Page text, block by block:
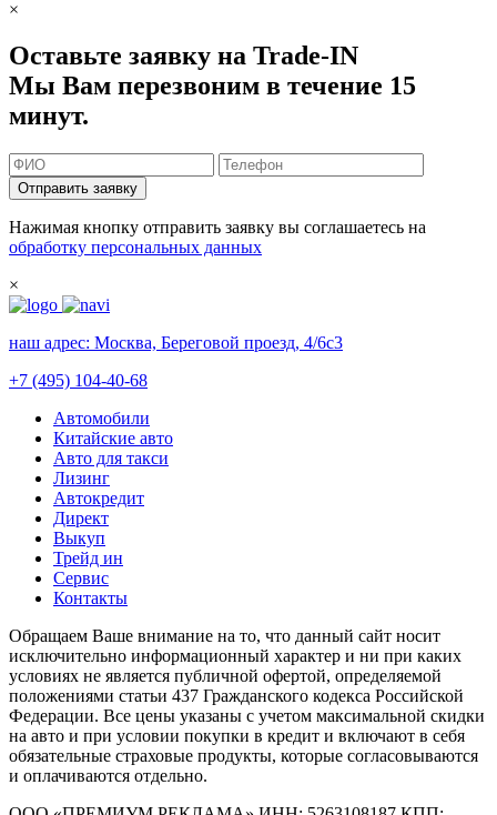
×
Оставьте заявку на Trade-IN
Мы Вам перезвоним в течение 15
минут.
Отправить заявку
Нажимая кнопку отправить заявку вы соглашаетесь на
обработку персональных данных
×
наш адрес: Москва, Береговой проезд, 4/6с3
+7 (495) 104-40-68
Автомобили
Китайские авто
Авто для такси
Лизинг
Автокредит
Директ
Выкуп
Трейд ин
Сервис
Контакты
Обращаем Ваше внимание на то, что данный сайт носит
исключительно информационный характер и ни при каких
условиях не является публичной офертой, определяемой
положениями статьи 437 Гражданского кодекса Российской
Федерации. Все цены указаны с учетом максимальной скидки
на авто и при условии покупки в кредит и включают в себя
обязательные страховые продукты, которые согласовываются
и оплачиваются отдельно.